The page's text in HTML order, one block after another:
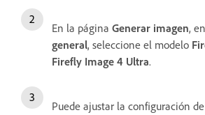
En la página Generar imagen, en
general, seleccione el modelo
Firefly Image 4 Ultra.
Puede ajustar la configuración